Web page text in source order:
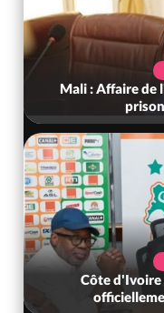
Mali : Affaire de
Côte d'Ivoire